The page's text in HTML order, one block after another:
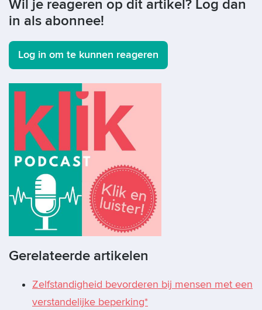
Wil je reageren op dit artikel? Log dan
in als abonnee!
Log in om te kunnen reageren
Gerelateerde artikelen
Zelfstandigheid bevorderen bij mensen met een
verstandelijke beperking*